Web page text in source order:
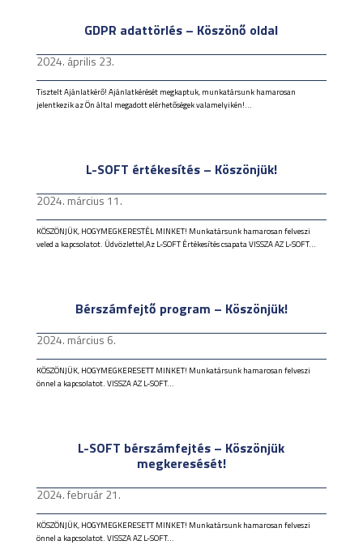
GDPR adattörlés – Köszönő oldal
2024. április 23.
Tisztelt Ajánlatkérő! Ajánlatkérését megkaptuk, munkatársunk hamarosan
jelentkezik az Ön által megadott elérhetőségek valamelyikén!...
L-SOFT értékesítés – Köszönjük!
2024. március 11.
KÖSZÖNJÜK, HOGYMEGKERESTÉL MINKET! Munkatársunk hamarosan felveszi
veled a kapcsolatot. Üdvözlettel,Az L-SOFT Értékesítés csapata VISSZA AZ L-SOFT...
Bérszámfejtő program – Köszönjük!
2024. március 6.
KÖSZÖNJÜK, HOGYMEGKERESETT MINKET! Munkatársunk hamarosan felveszi
önnel a kapcsolatot. VISSZA AZ L-SOFT...
L-SOFT bérszámfejtés – Köszönjük
megkeresését!
2024. február 21.
KÖSZÖNJÜK, HOGYMEGKERESETT MINKET! Munkatársunk hamarosan felveszi
önnel a kapcsolatot. VISSZA AZ L-SOFT...